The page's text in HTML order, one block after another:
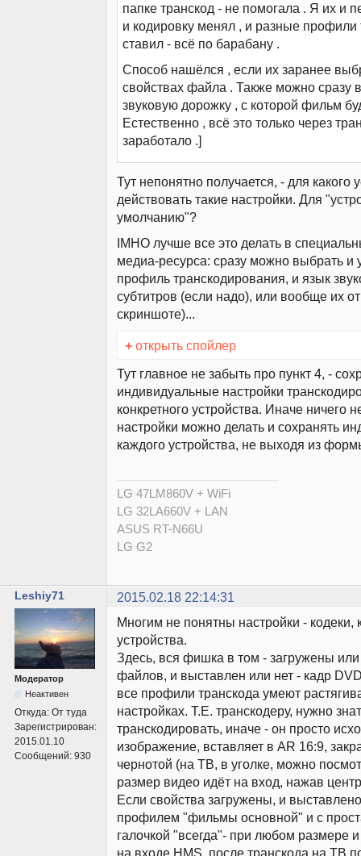
папке транскод - не помогала . Я их и
и кодировку менял , и разные профили
ставил - всё по барабану .
Способ нашёлся , если их заранее
свойствах файла . Также можно сразу
звуковую дорожку , с которой фильм
Естественно , всё это только через
заработало .]
Тут непонятно получается, - для какого
действовать такие настройки. Для
умолчанию"?
IMHO лучше все это делать в
медиа-ресурса: сразу можно выбрать и
профиль транскодирования, и язык
субтитров (если надо), или вообще их
скриншоте)...
+ открыть спойлер
Тут главное не забыть про пункт 4, -
индивидуальные настройки
конкретного устройства. Иначе ничего
настройки можно делать и сохранять
каждого устройства, не выходя из
LG 47LM860V + WiFi
LG 32LA660V + LAN
ASUS RT-N66U
LG G2
Leshiy71 2015.02.18 22:14:31
Модератор
Неактивен
Откуда: От туда
Зарегистрирован:
2015.01.10
Сообщений: 930
Многим не понятны настройки - кодеки,
устройства.
Здесь, вся фишка в том - загружены или
файлов, и выставлен или нет - кадр
все профили транскода умеют
настройках. Т.Е. транскодеру, нужно
транскодировать, иначе - он просто
изображение, вставляет в AR 16:9,
чернотой (на ТВ, в уголке, можно
размер видео идёт на вход, нажав
Если свойства загружены, и
профилем "фильмы основной" и с
галочкой "всегда"- при любом размере
на входе HMS, после транскода на ТВ